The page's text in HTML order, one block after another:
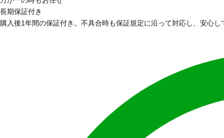
長期保証付き
購入後1年間の保証付き。不具合時も保証規定に沿って対応し、安心